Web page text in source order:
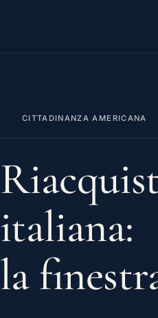
CITTADINANZA AMERICANA
italiana:
la